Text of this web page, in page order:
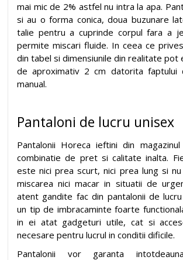
mai mic de 2% astfel nu intra la apa.
si au o forma conica, doua buzunare
talie pentru a cuprinde corpul fara a
permite miscari fluide. In ceea ce
din tabel si dimensiunile din realitate pot
de aproximativ 2 cm datorita faptului
manual.
Pantaloni de lucru unisex
Pantalonii Horeca ieftini din
combinatie de pret si calitate inalta.
este nici prea scurt, nici prea lung si
miscarea nici macar in situatii de
atent gandite fac din pantalonii de
un tip de imbracaminte foarte
in ei atat gadgeturi utile, cat si
necesare pentru lucrul in conditii dificile.
Pantalonii vor garanta